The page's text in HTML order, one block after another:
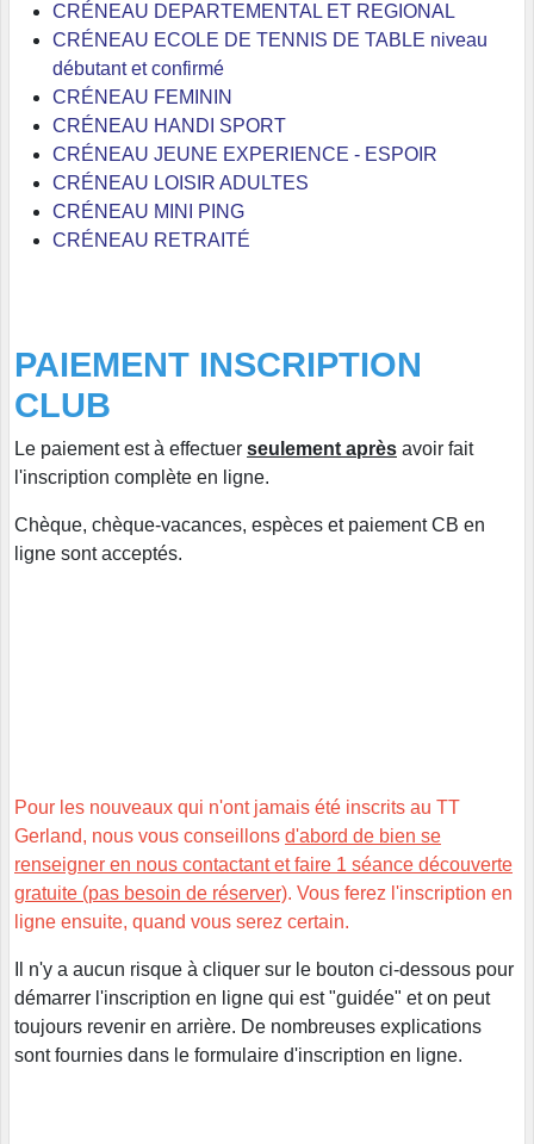
CRÉNEAU DEPARTEMENTAL ET REGIONAL
CRÉNEAU ECOLE DE TENNIS DE TABLE niveau
débutant et confirmé
CRÉNEAU FEMININ
CRÉNEAU HANDI SPORT
CRÉNEAU JEUNE EXPERIENCE - ESPOIR
CRÉNEAU LOISIR ADULTES
CRÉNEAU MINI PING
CRÉNEAU RETRAITÉ
PAIEMENT INSCRIPTION
CLUB
Le paiement est à effectuer seulement après avoir fait
l'inscription complète en ligne.
Chèque, chèque-vacances, espèces et paiement CB en
ligne sont acceptés.
Pour les nouveaux qui n'ont jamais été inscrits au TT
Gerland, nous vous conseillons d'abord de bien se
renseigner en nous contactant et faire 1 séance découverte
gratuite (pas besoin de réserver). Vous ferez l'inscription en
ligne ensuite, quand vous serez certain.
Il n'y a aucun risque à cliquer sur le bouton ci-dessous pour
démarrer l'inscription en ligne qui est "guidée" et on peut
toujours revenir en arrière. De nombreuses explications
sont fournies dans le formulaire d'inscription en ligne.